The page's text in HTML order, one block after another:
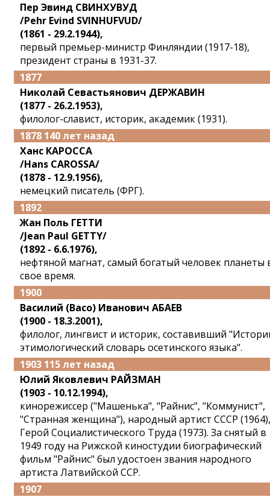
Пер Эвинд СВИНХУВУД
/Pehr Evind SVINHUFVUD/
(1861 - 29.2.1944),
первый премьер-министр Финляндии (1917-18),
президент страны в 1931-37.
1877
Николай Севастьянович ДЕРЖАВИН
(1877 - 26.2.1953),
филолог-славист, историк, академик (1931).
1878 140 лет назад
Ханс КАРОССА
/Hans CAROSSA/
(1878 - 12.9.1956),
немецкий писатель (ФРГ).
1892
Жан Поль ГЕТТИ
/Jean Paul GETTY/
(1892 - 6.6.1976),
нефтяной магнат, самый богатый человек планеты
свое время.
1900
Василий (Васо) Иванович АБАЕВ
(1900 - 18.3.2001),
филолог, лингвист и историк, составивший
этимологический словарь осетинского языка".
1903 115 лет назад
Юлий Яковлевич РАЙЗМАН
(1903 - 10.12.1994),
кинорежиссер ("Машенька", "Райнис", "Коммунист",
"Странная женщина"), народный артист СССР (1964),
Герой Социалистического Труда (1973). За снятый в
1949 году на Рижской киностудии биографический
фильм "Райнис" был удостоен звания народного
артиста Латвийской ССР.
1907